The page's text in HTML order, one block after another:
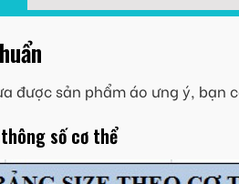
được sản phẩm áo ưng ý, bạn
số cơ thể